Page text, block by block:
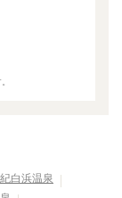
白浜温泉